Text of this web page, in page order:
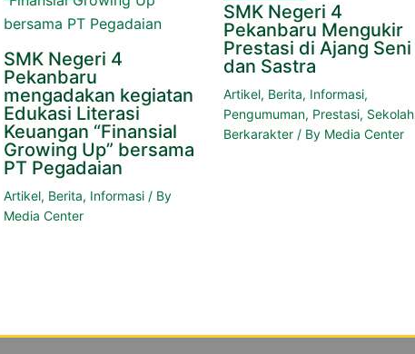
SMK Negeri 4
Pekanbaru
mengadakan kegiatan
Edukasi Literasi
Keuangan “Finansial
Growing Up” bersama
PT Pegadaian
Artikel, Berita, Informasi / By
Media Center
SMK Negeri 4
Pekanbaru Mengukir
Prestasi di Ajang Seni
dan Sastra
Artikel, Berita, Informasi,
Pengumuman, Prestasi, Sekolah
Berkarakter/ By Media Center